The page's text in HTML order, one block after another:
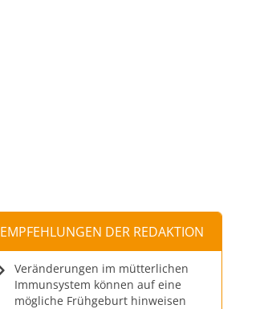
EMPFEHLUNGEN DER REDAKTION
Veränderungen im mütterlichen
Immunsystem können auf eine
mögliche Frühgeburt hinweisen